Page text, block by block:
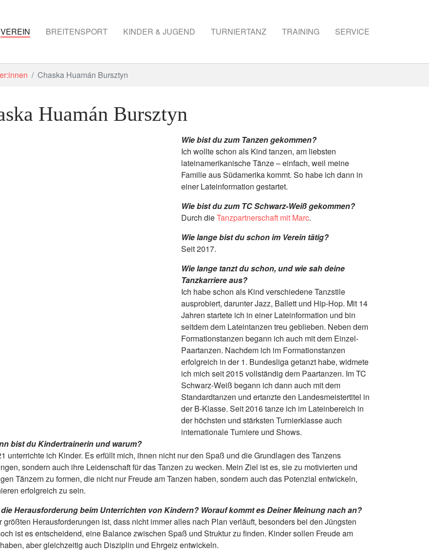
VEREIN BREITENSPORT KINDER & JUGEND TURNIERTANZ TRAINING SERVICE
Chaska Huamán Bursztyn
Huamán Bursztyn
Wie bist du zum Tanzen ge­kommen?
Ich wollte schon als Kind tanzen, am liebsten
lateinamerikanische Tänze – einfach, weil meine
Familie aus Südamerika kommt. So habe ich dann in
einer Lateinformation gestartet.
Wie bist du zum TC Schwarz-Weiß gekommen?
Durch dieTanzpartnerschaft mit Marc.
Wie lange bist du schon im Verein tätig?
Seit 2017.
Wie lange tanzt du schon, und wie sah deine
Tanzkarriere aus?
Ich habe schon als Kind verschiedene Tanzstile
ausprobiert, darunter Jazz, Ballett und Hip-Hop. Mit 14
Jahren startete ich in einer Lateinformation und bin
seitdem dem Lateintanzen treu geblieben. Neben dem
Formationstanzen begann ich auch mit dem Einzel-
Paartanzen. Nachdem ich im Formationstanzen
erfolgreich in der 1. Bundesliga getanzt habe, widmete
ich mich seit 2015 vollständig dem Paartanzen. Im TC
Schwarz-Weiß begann ich dann auch mit dem
Standardtanzen und ertanzte den Landesmeistertitel in
der B-Klasse. Seit 2016 tanze ich im Lateinbereich in
der höchsten und stärksten Turnierklasse auch
internationale Turniere und Shows.
bist du Kindertrainerin und warum?
unterrichte ich Kinder. Es erfüllt mich, ihnen nicht nur den Spaß und die Grundlagen des Tanzens
sondern auch ihre Leidenschaft für das Tanzen zu wecken. Mein Ziel ist es, sie zu motivierten und
Tänzern zu formen, die nicht nur Freude am Tanzen haben, sondern auch das Potenzial entwickeln,
erfolgreich zu sein.
die Herausforderung beim Unterrichten von Kindern? Worauf kommt es Deiner Meinung nach an?
größten Herausforderungen ist, dass nicht immer alles nach Plan verläuft, besonders bei den Jüngsten
ist es entscheidend, eine Balance zwischen Spaß und Struktur zu finden. Kinder sollen Freude am
aber gleichzeitig auch Disziplin und Ehrgeiz entwickeln.